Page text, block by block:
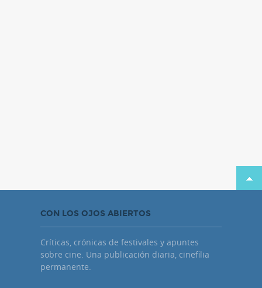
CON LOS OJOS ABIERTOS
Críticas, crónicas de festivales y apuntes
sobre cine. Una publicación diaria, cinefilia
permanente.